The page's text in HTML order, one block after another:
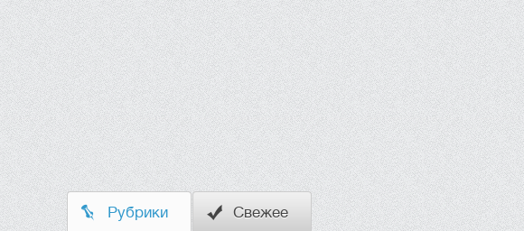
Рубрики Свежее